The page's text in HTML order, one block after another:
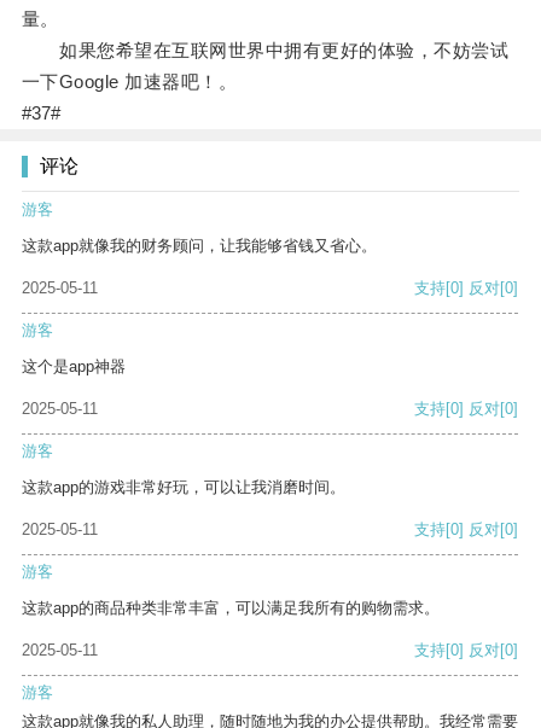
量。
如果您希望在互联网世界中拥有更好的体验，不妨尝试
一下Google 加速器吧！。
#37#
评论
游客
这款app就像我的财务顾问，让我能够省钱又省心。
2025-05-11 支持[0] 反对[0]
游客
这个是app神器
2025-05-11 支持[0] 反对[0]
游客
这款app的游戏非常好玩，可以让我消磨时间。
2025-05-11 支持[0] 反对[0]
游客
这款app的商品种类非常丰富，可以满足我所有的购物需求。
2025-05-11 支持[0] 反对[0]
游客
这款app就像我的私人助理，随时随地为我的办公提供帮助。我经常需要